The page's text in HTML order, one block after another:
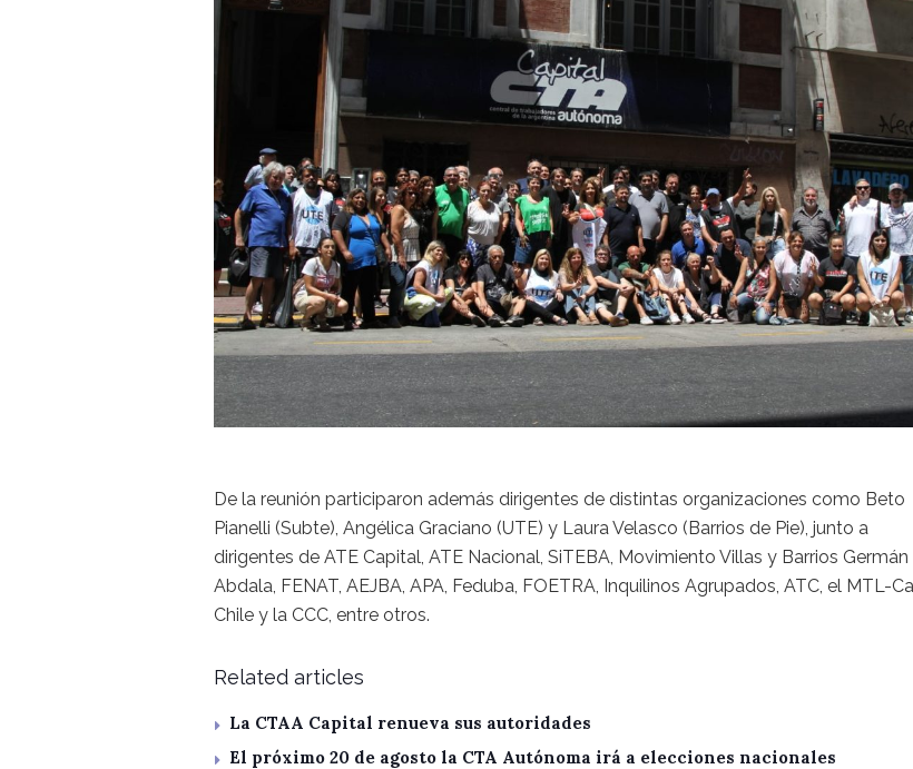
De la reunión participaron además dirigentes de distintas organizaciones como Beto
Pianelli (Subte), Angélica Graciano (UTE) y Laura Velasco (Barrios de Pie), junto a
dirigentes de ATE Capital, ATE Nacional, SiTEBA, Movimiento Villas y Barrios Germán
Abdala, FENAT, AEJBA, APA, Feduba, FOETRA, Inquilinos Agrupados, ATC, el MTL-
Chile y la CCC, entre otros.
Related articles
La CTAA Capital renueva sus autoridades
El próximo 20 de agosto la CTA Autónoma irá a elecciones nacionales